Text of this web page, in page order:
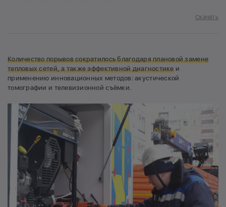
Скачать
Количество порывов сократилось благодаря плановой замене
тепловых сетей, а также эффективной диагностикеи
применению инновационных методов: акустической
томографии и телевизионной съёмки.